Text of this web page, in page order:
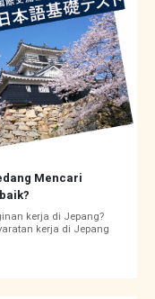
Mencari
kerja di Jepang?
kerja di Jepang